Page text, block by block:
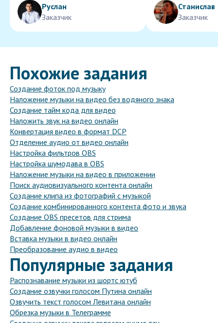
Руслан
Заказчик
Станислав
Заказчик
Похожие задания
Создание фоток под музыку
Наложение музыки на видео без водяного знака
Создание тайм кода для видео
Наложить звук на видео онлайн
Конвертация видео в формат DCP
Отделение аудио от видео онлайн
Настройка фильтров OBS
Настройка шумодава в OBS
Наложение музыки на видео в приложении
Поиск аудиовизуального контента онлайн
Создание клипа из фотографий с музыкой
Создание комбинированного контента фото и звука
Создание OBS пресетов для стрима
Добавление фоновой музыки в видео
Вставка музыки в видео онлайн
Преобразование аудио в видео
Популярные задания
Распознавание музыки из шортс ютуб
Создание озвучки голосом Путина онлайн
Озвучить текст голосом Левитана онлайн
Обрезка музыки в Телеграмме